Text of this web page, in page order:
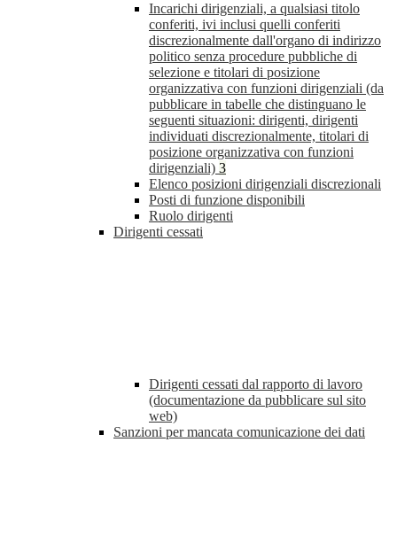
Incarichi dirigenziali, a qualsiasi titolo
conferiti, ivi inclusi quelli conferiti
discrezionalmente dall'organo di indirizzo
politico senza procedure pubbliche di
selezione e titolari di posizione
organizzativa con funzioni dirigenziali (da
pubblicare in tabelle che distinguano le
seguenti situazioni: dirigenti, dirigenti
individuati discrezionalmente, titolari di
posizione organizzativa con funzioni
dirigenziali) 3
Elenco posizioni dirigenziali discrezionali
Posti di funzione disponibili
Ruolo dirigenti
Dirigenti cessati
Dirigenti cessati dal rapporto di lavoro
(documentazione da pubblicare sul sito
web)
Sanzioni per mancata comunicazione dei dati